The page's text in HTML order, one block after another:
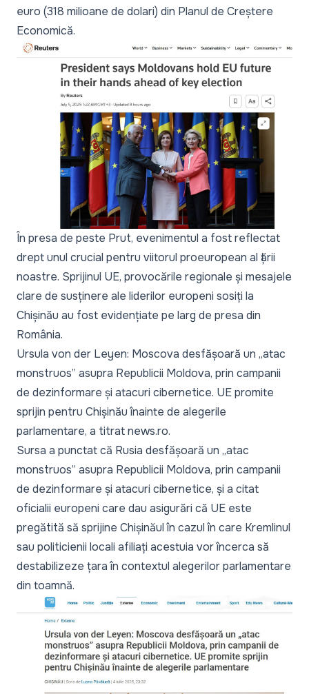
euro (318 milioane de dolari) din Planul de Creștere
Economică.
În presa de peste Prut, evenimentul a fost reflectat
drept unul crucial pentru viitorul proeuropean al țării
noastre. Sprijinul UE, provocările regionale și mesajele
clare de susținere ale liderilor europeni sosiți la
Chișinău au fost evidențiate pe larg de presa din
România.
Ursula von der Leyen: Moscova desfășoară un „atac
monstruos” asupra Republicii Moldova, prin campanii
de dezinformare și atacuri cibernetice. UE promite
sprijin pentru Chișinău înainte de alegerile
parlamentare, a titratnews.ro.
Sursa a punctat că Rusia desfășoară un „atac
monstruos” asupra Republicii Moldova, prin campanii
de dezinformare și atacuri cibernetice, și a citat
oficialii europeni care dau asigurări că UE este
pregătită să sprijine Chișinăul în cazul în care Kremlinul
sau politicienii locali afiliați acestuia vor încerca să
destabilizeze țara în contextul alegerilor parlamentare
din toamnă.